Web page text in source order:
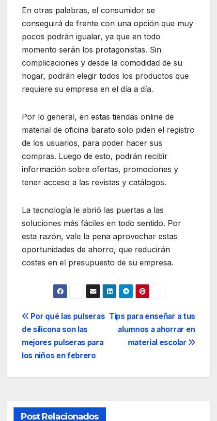
En otras palabras, el consumidor se
conseguirá de frente con una opción que muy
pocos podrán igualar, ya que en todo
momento serán los protagonistas. Sin
complicaciones y desde la comodidad de su
hogar, podrán elegir todos los productos que
requiere su empresa en el día a día.
Por lo general, en estas tiendas online de
material de oficina barato solo piden el registro
de los usuarios, para poder hacer sus
compras. Luego de esto, podrán recibir
información sobre ofertas, promociones y
tener acceso a las revistas y catálogos.
La tecnología le abrió las puertas a las
soluciones más fáciles en todo sentido. Por
esta razón, vale la pena aprovechar estas
oportunidades de ahorro, que reducirán
costes en el presupuesto de su empresa.
Navegación
de
entradas
Tips para enseñar a tus
alumnos a ahorrar en
material escolar
Por qué las pulseras
de silicona son las
mejores pulseras para
los niños en febrero
Post Relacionados